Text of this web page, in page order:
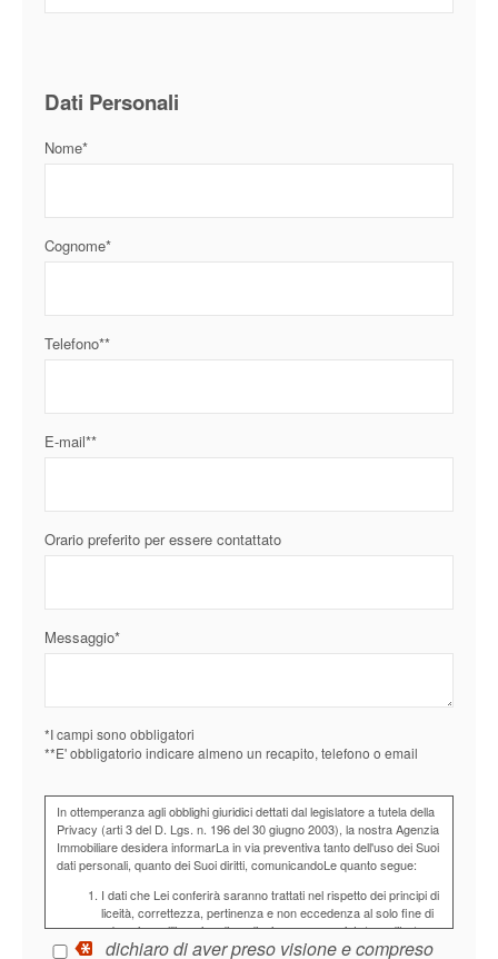
Dati Personali
Nome*
Cognome*
Telefono**
E-mail**
Orario preferito per essere contattato
Messaggio*
*I campi sono obbligatori
**E' obbligatorio indicare almeno un recapito, telefono o email
In ottemperanza agli obblighi giuridici dettati dal legislatore a tutela della
Privacy (arti 3 del D. Lgs. n. 196 del 30 giugno 2003), la nostra Agenzia
Immobiliare desidera informarLa in via preventiva tanto dell'uso dei Suoi
dati personali, quanto dei Suoi diritti, comunicandoLe quanto segue:
I dati che Lei conferirà saranno trattati nel rispetto dei principi di
liceità, correttezza, pertinenza e non eccedenza al solo fine di
adempiere all'incarico di mediazione per acquisto/ vendita /
locazione relativo all'immobile di Suo interesse; in ogni caso
dichiaro di aver preso visione e compreso